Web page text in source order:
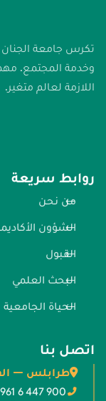
تكرس جامعة الجنان
وخدمة المجتمع.
اللازمة لعالم متغير.
روابط سريعة
من نحن
الشؤون
القبول
البحث العلمي
الحياة الجامعية
اتصل بنا
طرابلس —
6 447 900